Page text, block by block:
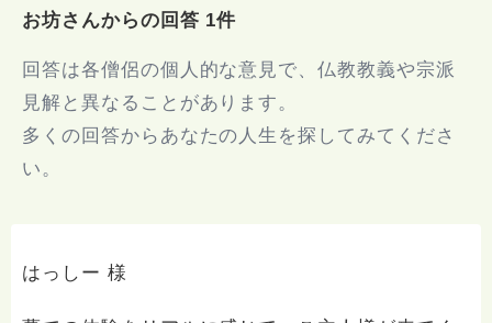
お坊さんからの回答 1件
回答は各僧侶の個人的な意見で、仏教教義や宗派
見解と異なることがあります。
多くの回答からあなたの人生を探してみてくださ
い。
はっしー 様